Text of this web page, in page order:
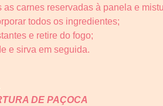
carnes reservadas à panela e
todos os ingredientes;
e retire do fogo;
e sirva em seguida.
DE PAÇOCA